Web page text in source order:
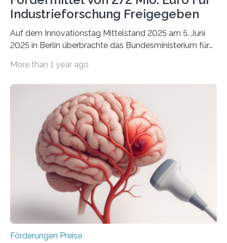
Industrieforschung Freigegeben
Auf dem Innovationstag Mittelstand 2025 am 5. Juni
2025 in Berlin überbrachte das Bundesministerium für
Überplanmäßige Verpflichtungsermächtigungen in
Woche vom Haushaltsausschuss freigegeben – unter
anderem zur Unterstützung der
Industrieforschungsprogramme Industrielle
Gemeinschaftsforschung (IGF), Zentrales
Innovationsprogramm Mittelstand (ZIM) und
Innovationskompetenz INNO-KOM. Auf dem
Innovationstag Mittelstand 2025 am 5. Juni 2025 in
Berlin überbrachte das Bundesministerium für
Wirtschaft und Energie eine gute Nachricht:
Überplanmäßige Verpflichtungsermächtigungen in
More than 1 year ago
Förderungen Preise